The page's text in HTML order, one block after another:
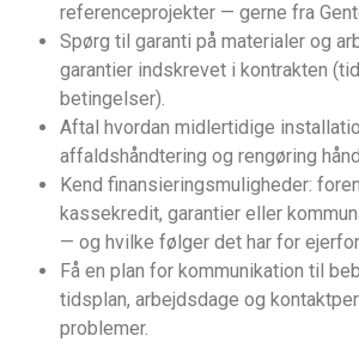
referenceprojekter — gerne fra
Spørg til garanti på materialer og
garantier indskrevet i kontrakten
betingelser).
Aftal hvordan midlertidige
affaldshåndtering og rengøring
Kend finansieringsmuligheder:
kassekredit, garantier eller
— og hvilke følger det har for
Få en plan for kommunikation til
tidsplan, arbejdsdage og
problemer.